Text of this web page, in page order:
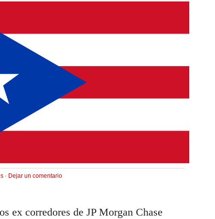
· Dejar un comentario
ex corredores de JP Morgan Chase